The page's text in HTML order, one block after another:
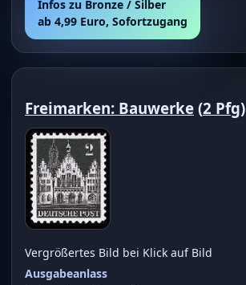
Infos zu Bronze / Silber
ab 4,99 Euro, Sofortzugang
Freimarken: Bauwerke (2 Pfg)
Vergrößertes Bild bei Klick auf Bild
Ausgabeanlass